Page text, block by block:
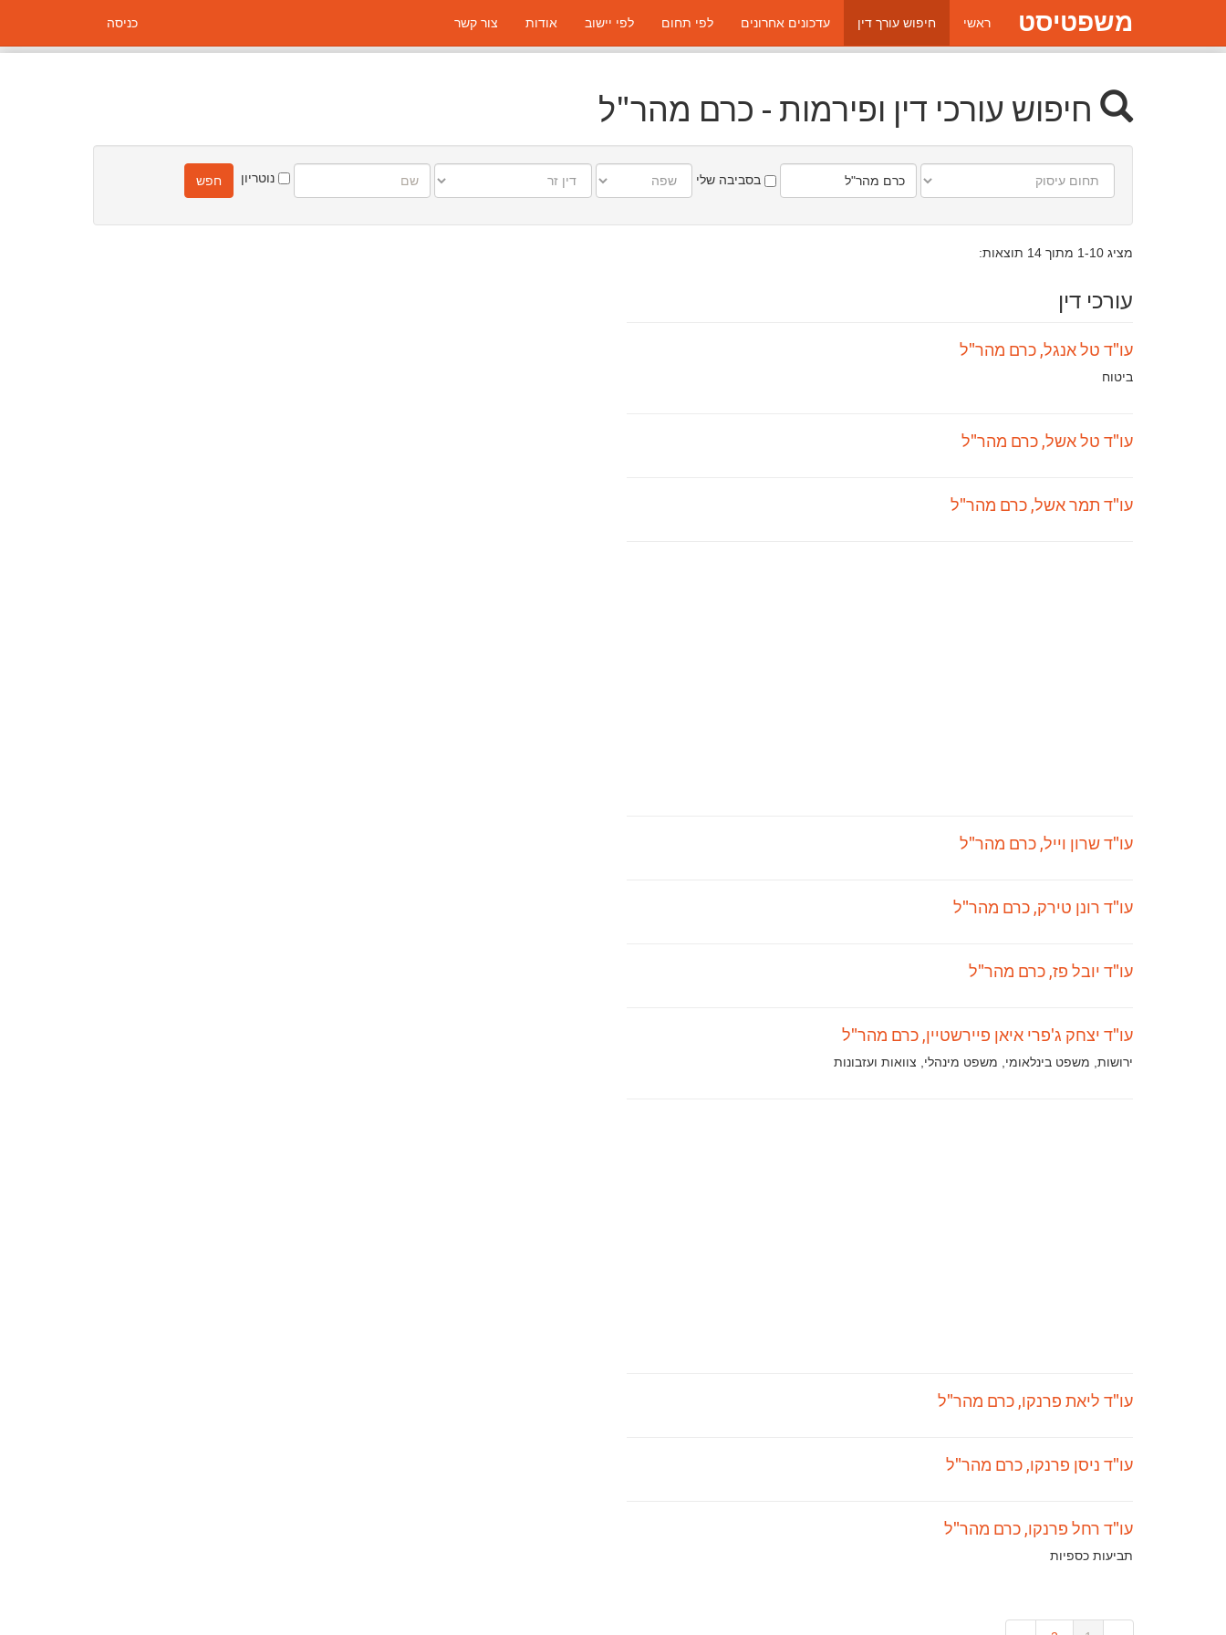
משפטיסט ראשי חיפוש עורך דין עדכונים אחרונים לפי תחום לפי יישוב אודות צור קשר כניסה
חיפוש עורכי דין ופירמות - כרם מהר"ל
עיסוק
בסביבה שלי נוטריון חפש
מציג 1-10 מתוך 14 תוצאות:
עורכי דין
עו"ד טל אנגל, כרם מהר"ל
תחומי
ביטוח
עו"ד טל אשל, כרם מהר"ל
עו"ד תמר אשל, כרם מהר"ל
עו"ד שרון וייל, כרם מהר"ל
עו"ד רונן טירק, כרם מהר"ל
עו"ד יובל פז, כרם מהר"ל
עו"ד יצחק ג'פרי איאן פיירשטיין, כרם מהר"ל
תחומי
ירושות, משפט בינלאומי, משפט מינהלי, צוואות ועזבונות
עו"ד ליאת פרנקו, כרם מהר"ל
עו"ד ניסן פרנקו, כרם מהר"ל
עו"ד רחל פרנקו, כרם מהר"ל
תחומי
תביעות כספיות